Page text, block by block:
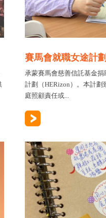
賽馬會就職女途計劃
承蒙賽馬會慈善信託基金
計劃（HERizon）。本計
庭照顧責任或...